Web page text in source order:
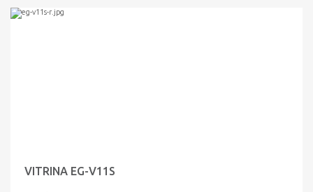
VITRINA EG-V11S